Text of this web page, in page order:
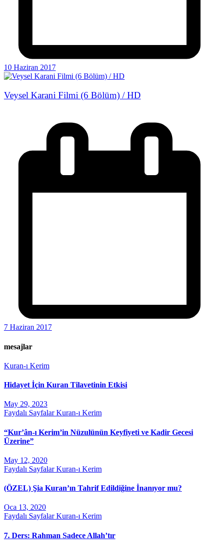
10 Haziran 2017
Veysel Karani Filmi (6 Bölüm) / HD
7 Haziran 2017
mesajlar
Kuran-ı Kerim
Hidayet İçin Kuran Tilavetinin Etkisi
May 29, 2023
Faydalı SayfalarKuran-ı Kerim
“Kur’ân-ı Kerim’in Nüzulünün Keyfiyeti ve Kadir Gecesi
Üzerine”
May 12, 2020
Faydalı SayfalarKuran-ı Kerim
(ÖZEL) Şia Kuran’ın Tahrif Edildiğine İnanıyor mu?
Oca 13, 2020
Faydalı SayfalarKuran-ı Kerim
7. Ders: Rahman Sadece Allah’tır